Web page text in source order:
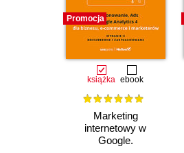
Promocja
książka ebook
Marketing
internetowy w
Google.